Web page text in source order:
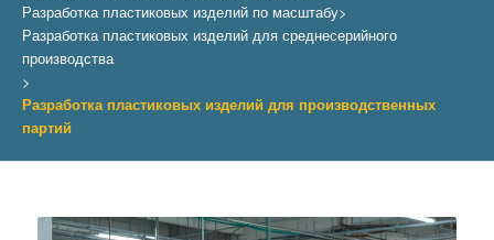
Разработка пластиковых изделий по масштабу>
Разработка пластиковых изделий для среднесерийного
производства
>
Разработка пластиковых изделий для производственных
партий